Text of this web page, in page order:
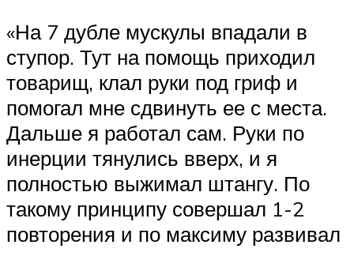
«На 7 дубле мускулы впадали в
ступор. Тут на помощь приходил
товарищ, клал руки под гриф и
помогал мне сдвинуть ее с места.
Дальше я работал сам. Руки по
инерции тянулись вверх, и я
полностью выжимал штангу. По
такому принципу совершал 1-2
повторения и по максиму развивал